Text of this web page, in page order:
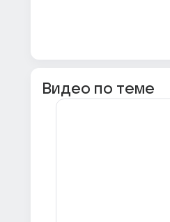
Видео по теме